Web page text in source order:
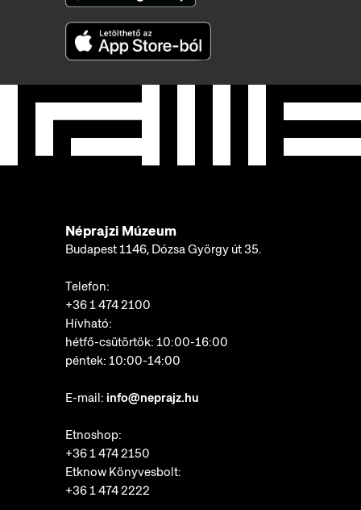
Néprajzi Múzeum
Budapest 1146, Dózsa György út 35.
Telefon:
+36 1 474 2100
Hívható:
hétfő-csütörtök: 10:00-16:00
péntek: 10:00-14:00
E-mail: info@neprajz.hu
Etnoshop:
+36 1 474 2150
Etknow Könyvesbolt:
+36 1 474 2222